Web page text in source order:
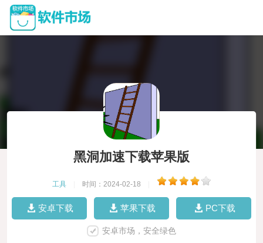
黑洞加速下载苹果版
工具 时间：2024-02-18
安卓下载 苹果下载 PC下载
安卓市场，安全绿色